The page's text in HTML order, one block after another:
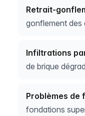
Retrait-
gonflement des
Infiltrations
de brique
Problèmes de
fondations